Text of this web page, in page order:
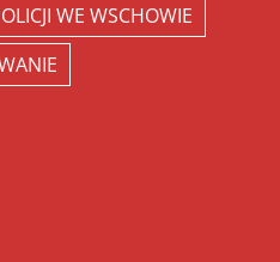
WE WSCHOWIE